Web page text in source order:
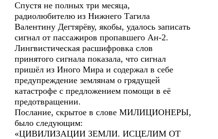
Спустя не полных три месяца,
радиолюбителю из Нижнего Тагила
Валентину Дегтярёву, якобы, удалось записать
сигнал от пассажиров пропавшего Ан-2.
Лингвистическая расшифровка слов
принятого сигнала показала, что сигнал
пришёл из Иного Мира и содержал в себе
предупреждение землянам о грядущей
катастрофе с предложением помощи в её
предотвращении.
Послание, скрытое в слове МИЛИЦИОНЕРЫ,
было следующим:
«ЦИВИЛИЗАЦИИ ЗЕМЛИ. ИСЦЕЛИМ ОТ